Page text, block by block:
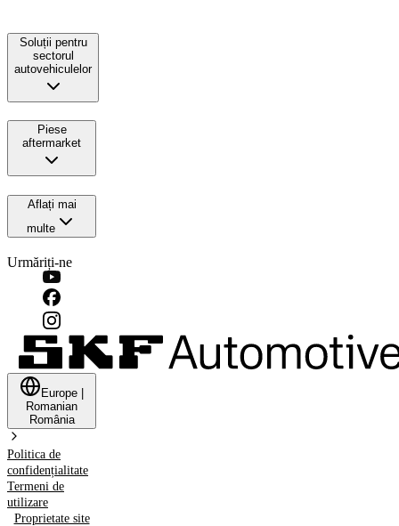
Soluții pentru
sectorul
autovehiculelor
Piese
aftermarket
Aflați mai
multe
Urmăriți-ne
Europe
Romanian
România
Politica de
confidențialitate
Termeni de
utilizare
Proprietate site